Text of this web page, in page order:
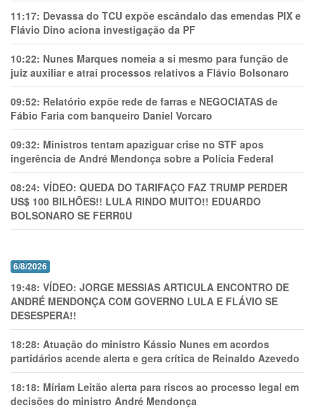
11:17: Devassa do TCU expõe escândalo das emendas PIX e
Flávio Dino aciona investigação da PF
10:22: Nunes Marques nomeia a si mesmo para função de
juiz auxiliar e atrai processos relativos a Flávio Bolsonaro
09:52: Relatório expõe rede de farras e NEGOCIATAS de
Fábio Faria com banqueiro Daniel Vorcaro
09:32: Ministros tentam apaziguar crise no STF apos
ingerência de André Mendonça sobre a Polícia Federal
08:24: VÍDEO: QUEDA DO TARIFAÇO FAZ TRUMP PERDER
US$ 100 BILHÕES!! LULA RINDO MUITO!! EDUARDO
BOLSONARO SE FERR0U
6/8/2026
19:48: VÍDEO: JORGE MESSIAS ARTICULA ENCONTRO DE
ANDRÉ MENDONÇA COM GOVERNO LULA E FLÁVIO SE
DESESPERA!!
18:28: Atuação do ministro Kássio Nunes em acordos
partidários acende alerta e gera crítica de Reinaldo Azevedo
18:18: Míriam Leitão alerta para riscos ao processo legal em
decisões do ministro André Mendonça